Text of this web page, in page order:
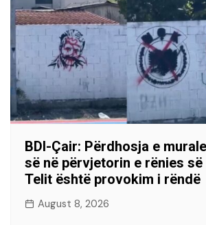
BDI-Çair: Përdhosja e
së në përvjetorin e rënies
Telit është provokim i rëndë
August 8, 2026